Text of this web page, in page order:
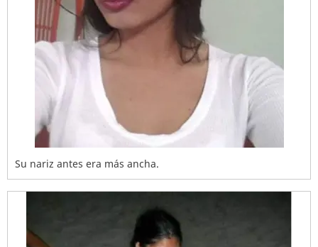
Su nariz antes era más ancha.